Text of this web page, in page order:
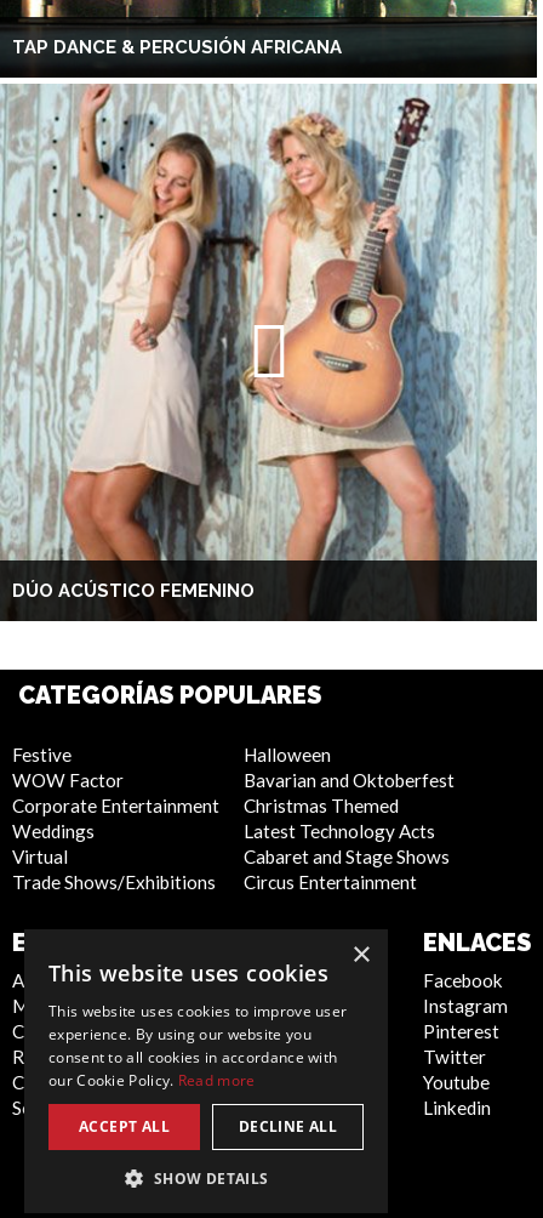
TAP DANCE & PERCUSIÓN AFRICANA
DÚO ACÚSTICO FEMENINO
CATEGORÍAS POPULARES
Festive
WOW Factor
Corporate Entertainment
Weddings
Virtual
Trade Shows/Exhibitions
Halloween
Bavarian and Oktoberfest
Christmas Themed
Latest Technology Acts
Cabaret and Stage Shows
Circus Entertainment
EMPRESA
About Us
Meet the Team
Contact Us
Report Abuse
Compliance Statement -
Seafarers
SITIO WEB
Privacy Policy
Cookie Policy
Artist Sign Up
Terms and
Sitemap
ENLACES
Facebook
Instagram
Pinterest
Twitter
Youtube
Linkedin
×
This website uses cookies
This website uses cookies to improve user
experience. By using our website you
consent to all cookies in accordance with
our Cookie Policy. Read more
ACCEPT ALL DECLINE ALL
SHOW DETAILS